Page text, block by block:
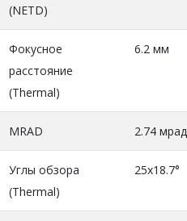
(NETD)
Фокусное
расстояние
(Thermal)
6.2 мм
MRAD 2.74 мрад
Углы обзора
(Thermal)
25x18.7°